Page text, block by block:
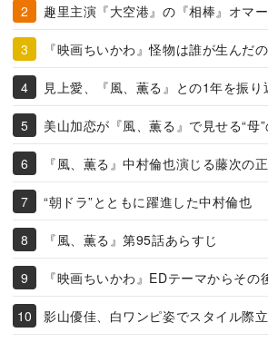
趣里主演『大空港』の『相棒』オマ
『映画ちいかわ』怪物は誰が生んだ
見上愛、『風、薫る』との1年を振り
美山加恋が『風、薫る』で見せる“母
『風、薫る』中村倫也演じる藤次の
“朝ドラ”とともに躍進した中村倫也
『風、薫る』第95話あらすじ
『映画ちいかわ』EDテーマからその
影山優佳、白ワンピ姿でスタイル際